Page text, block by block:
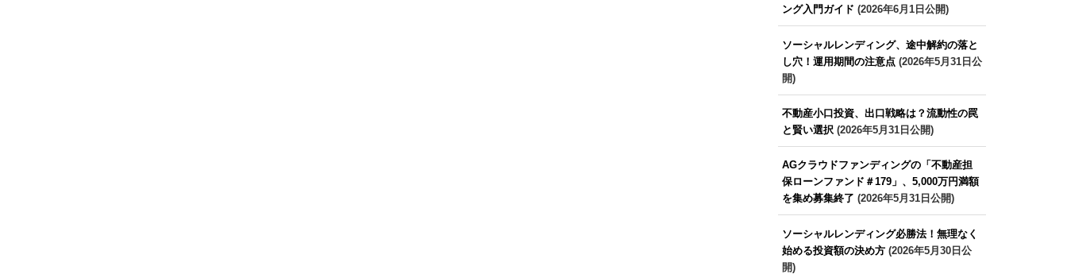
ング入門ガイド (2026年6月1日公開)
ソーシャルレンディング、途中解約の落と
し穴！運用期間の注意点(2026年5月31日公
開)
不動産小口投資、出口戦略は？流動性の罠
と賢い選択(2026年5月31日公開)
AGクラウドファンディングの「不動産担
保ローンファンド＃179」、5,000万円満額
を集め募集終了 (2026年5月31日公開)
ソーシャルレンディング必勝法！無理なく
始める投資額の決め方(2026年5月30日公
開)